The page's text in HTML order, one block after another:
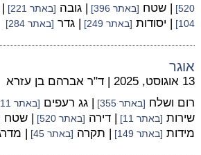
520]
| שטח [באתר 396] | גובה [באתר 221]
104]
| יסודות [באתר 249] | גדר [באתר 284]
אוגר
13 אוגוסט, 2025 | ד"ר אברהם בן עזרא
רום ושלח [באתר 355] | גג רעפים [באתר 11]
שירות [באתר 11] | דירה [באתר 520] | שטח
מידות [באתר 149] | תקרה [באתר 45] |